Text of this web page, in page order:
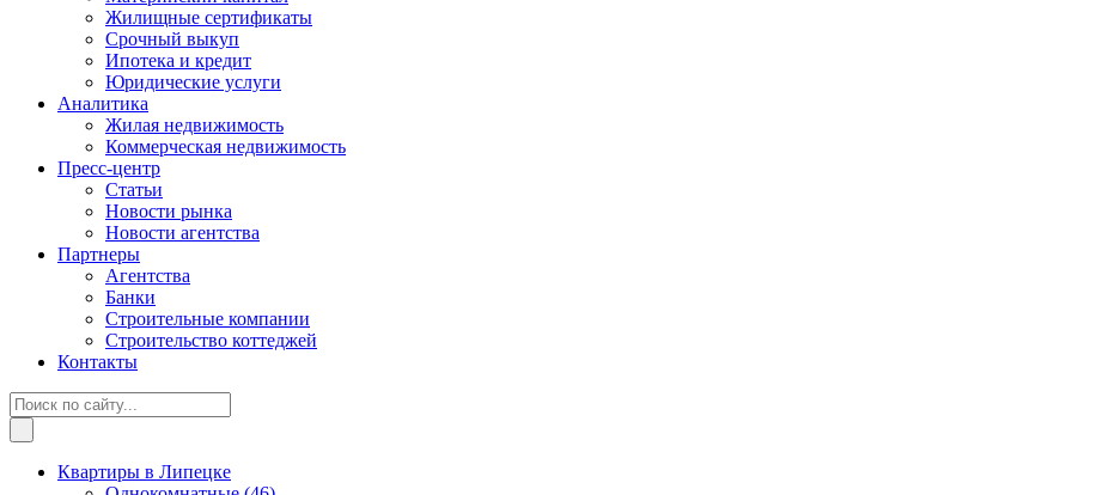
Жилищные сертификаты
Срочный выкуп
Ипотека и кредит
Юридические услуги
Аналитика
Жилая недвижимость
Коммерческая недвижимость
Пресс-центр
Статьи
Новости рынка
Новости агентства
Партнеры
Агентства
Банки
Строительные компании
Строительство коттеджей
Контакты
Квартиры в Липецке